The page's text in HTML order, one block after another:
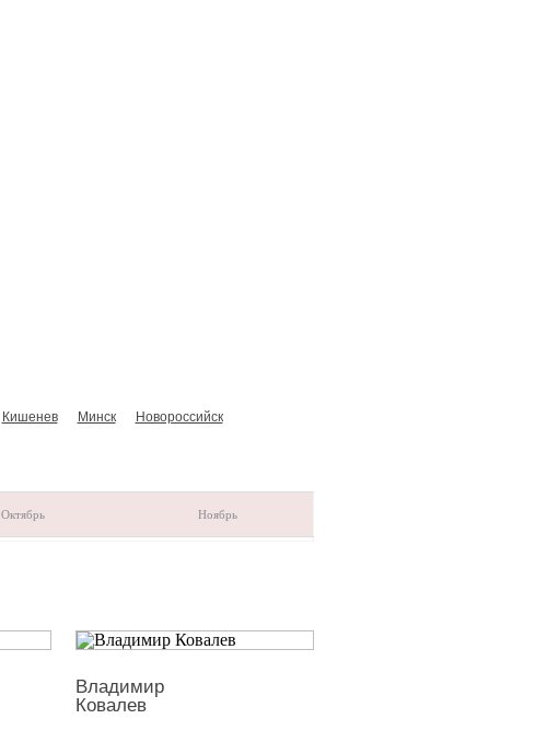
Кишенев Минск Новороссийск
Октябрь Ноябрь
Владимир
Ковалев